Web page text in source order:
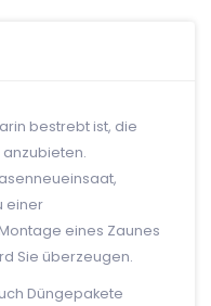
bestrebt ist, die
anzubieten.
einer
eines Zaunes
Sie überzeugen.
Düngepakete